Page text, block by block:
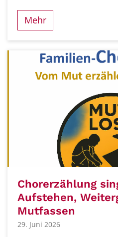
Mehr
Chorerzählung
Aufstehen,
Mutfassen
29. Juni 2026